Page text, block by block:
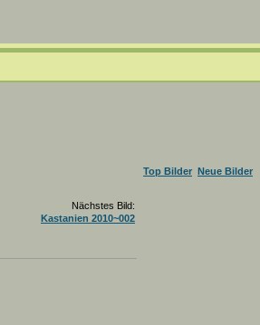
Top Bilder Neue Bilder
Nächstes Bild:
Kastanien 2010~002